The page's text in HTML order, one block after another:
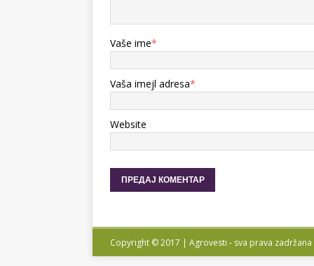
Vaše ime*
Vaša imejl adresa*
Website
Copyright © 2017 | Agrovesti - sva prava zadržana